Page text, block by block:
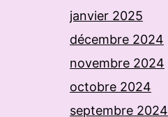
janvier 2025
décembre 2024
novembre 2024
octobre 2024
septembre 2024